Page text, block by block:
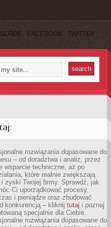
FACEBOOK TWITTER
rozwiązania dopasowane do
– od doradztwa i analiz, przez
wsparcie techniczne, aż po
które realnie zwiększają
zyski Twojej firmy. Sprawdź, jak
Ci uporządkować procesy,
i pieniądze oraz zbudować
konkurencją – kliknij tutaj i poznaj
specjalnie dla Ciebie.
rozwiązania dopasowane do